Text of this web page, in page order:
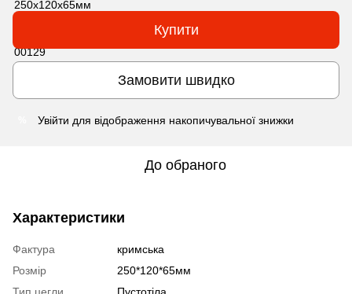
Купити
Замовити швидко
Увійти для відображення накопичувальної знижки
До обраного
Характеристики
Фактура
кримська
Розмір
250*120*65мм